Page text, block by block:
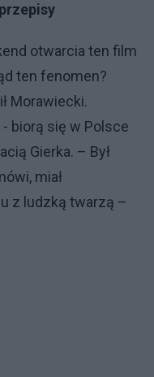
otwarcia ten film
ten fenomen?
Morawiecki.
- biorą się w Polsce
Gierka. – Był
miał
z ludzką twarzą –